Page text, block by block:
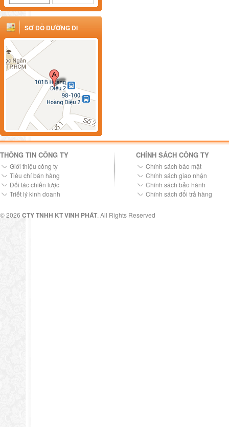
SƠ ĐỒ ĐƯỜNG ĐI
THÔNG TIN CÔNG TY
Giới thiệu công ty
Tiêu chí bán hàng
Đối tác chiến lược
Triết lý kinh doanh
CHÍNH SÁCH CÔNG TY
Chính sách bảo mật
Chính sách giao nhận
Chính sách bảo hành
Chính sách đổi trả hàng
© 2026 CTY TNHH KT VINH PHÁT. All Rights Reserved